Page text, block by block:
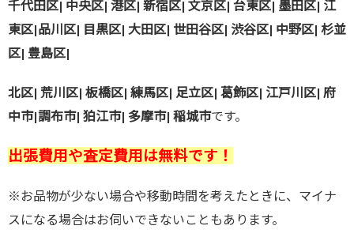
千代田区| 中央区| 港区| 新宿区| 文京区| 台東区| 墨田区| 江
東区|品川区| 目黒区| 大田区| 世田谷区| 渋谷区| 中野区| 杉並
区| 豊島区|
北区| 荒川区| 板橋区| 練馬区| 足立区| 葛飾区| 江戸川区| 府
中市|調布市| 狛江市| 多摩市| 稲城市です。
出張費用や査定費用は無料です！
※お品物が少ない場合や移動時間を考えたときに、マイナ
スになる場合はお伺いできないこともあります。